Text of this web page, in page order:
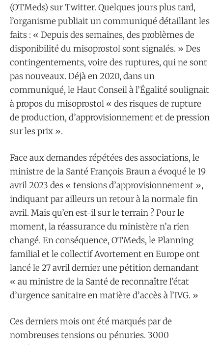
(OTMeds) sur Twitter. Quelques jours plus tard,
l’organisme publiait un communiqué détaillant les
faits : « Depuis des semaines, des problèmes de
disponibilité du misoprostol sont signalés. » Des
contingentements, voire des ruptures, qui ne sont
pas nouveaux. Déjà en 2020, dans un
communiqué, le Haut Conseil à l’Égalité soulignait
à propos du misoprostol « des risques de rupture
de production, d’approvisionnement et de pression
sur les prix ».
Face aux demandes répétées des associations, le
ministre de la Santé François Braun a évoqué le 19
avril 2023 des « tensions d’approvisionnement »,
indiquant par ailleurs un retour à la normale fin
avril. Mais qu’en est-il sur le terrain ? Pour le
moment, la réassurance du ministère n’a rien
changé. En conséquence, OTMeds, le Planning
familial et le collectif Avortement en Europe ont
lancé le 27 avril dernier une pétition demandant
« au ministre de la Santé de reconnaître l’état
d’urgence sanitaire en matière d’accès à l’IVG. »
Ces derniers mois ont été marqués par de
nombreuses tensions ou pénuries. 3000